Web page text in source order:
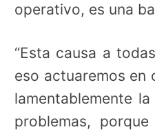
operativo, es una
“Esta causa a
eso actuaremos en
lamentablemente
problemas,